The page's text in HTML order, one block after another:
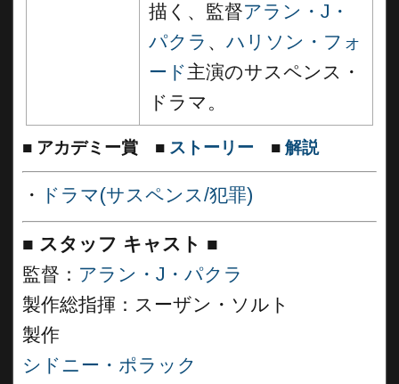
描く、監督アラン・J・
パクラ 、 ハリソン・フォ
ード主演のサスペンス・
ドラマ。
■ アカデミー賞 ■ ストーリー ■ 解説
・ ドラマ(サスペンス/犯罪)
■ スタッフ キャスト ■
監督： アラン・J・パクラ
製作総指揮：スーザン・ソルト
製作
シドニー・ポラック